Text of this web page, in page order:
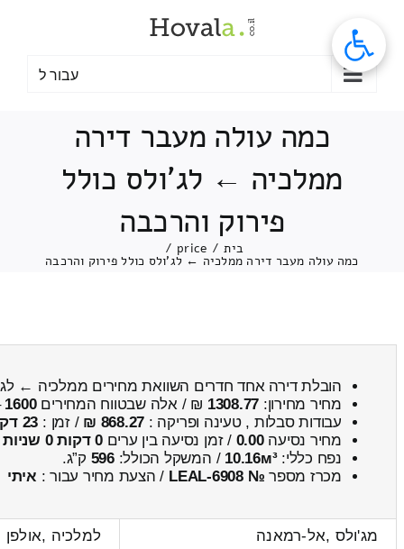
עבור ל
כמה עולה מעבר דירה
ממלכיה ← לג'ולס כולל
פירוק והרכבה
בית /
price
/
כמה עולה מעבר דירה ממלכיה ← לג'ולס כולל פירוק והרכבה
הובלת דירה אחד חדרים השוואת מחירים ממלכיה ←
מחיר מחירון: 1308.77 ₪ / אלה שבטווח המחירים1600
עבודות סבלות , טעינה ופריקה : 868.27 ₪ / זמן : 23 דקות 16 שניות
מחיר נסיעה0.00 / זמן נסיעה בין ערים0 דקות 0 שניות
נפח כללי:10.16м³ / המשקל הכולל:596 ק”ג.
מכרז מספר № LEAL-6908 / הצעת מחיר עבור : איתי
מג'ולס ,אל-רמאנה
למלכיה ,אולפן